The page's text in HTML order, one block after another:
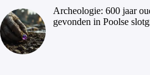
Archeologie: 600 jaar
gevonden in Poolse